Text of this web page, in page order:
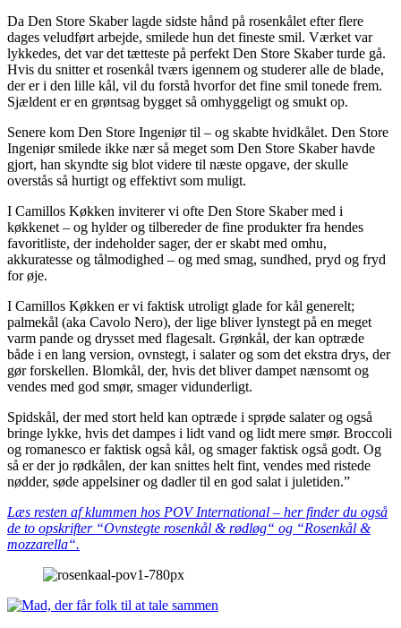
Da Den Store Skaber lagde sidste hånd på rosenkålet efter flere
dages veludført arbejde, smilede hun det fineste smil. Værket var
lykkedes, det var det tætteste på perfekt Den Store Skaber turde gå.
Hvis du snitter et rosenkål tværs igennem og studerer alle de blade,
der er i den lille kål, vil du forstå hvorfor det fine smil tonede frem.
Sjældent er en grøntsag bygget så omhyggeligt og smukt op.
Senere kom Den Store Ingeniør til – og skabte hvidkålet. Den Store
Ingeniør smilede ikke nær så meget som Den Store Skaber havde
gjort, han skyndte sig blot videre til næste opgave, der skulle
overstås så hurtigt og effektivt som muligt.
I Camillos Køkken inviterer vi ofte Den Store Skaber med i
køkkenet – og hylder og tilbereder de fine produkter fra hendes
favoritliste, der indeholder sager, der er skabt med omhu,
akkuratesse og tålmodighed – og med smag, sundhed, pryd og fryd
for øje.
I Camillos Køkken er vi faktisk utroligt glade for kål generelt;
palmekål (aka Cavolo Nero), der lige bliver lynstegt på en meget
varm pande og drysset med flagesalt. Grønkål, der kan optræde
både i en lang version, ovnstegt, i salater og som det ekstra drys, der
gør forskellen. Blomkål, der, hvis det bliver dampet nænsomt og
vendes med god smør, smager vidunderligt.
Spidskål, der med stort held kan optræde i sprøde salater og også
bringe lykke, hvis det dampes i lidt vand og lidt mere smør. Broccoli
og romanesco er faktisk også kål, og smager faktisk også godt. Og
så er der jo rødkålen, der kan snittes helt fint, vendes med ristede
nødder, søde appelsiner og dadler til en god salat i juletiden.”
Læs resten af klummen hos POV International – her finder du også
de to opskrifter “Ovnstegte rosenkål & rødløg“ og “Rosenkål &
mozzarella“.